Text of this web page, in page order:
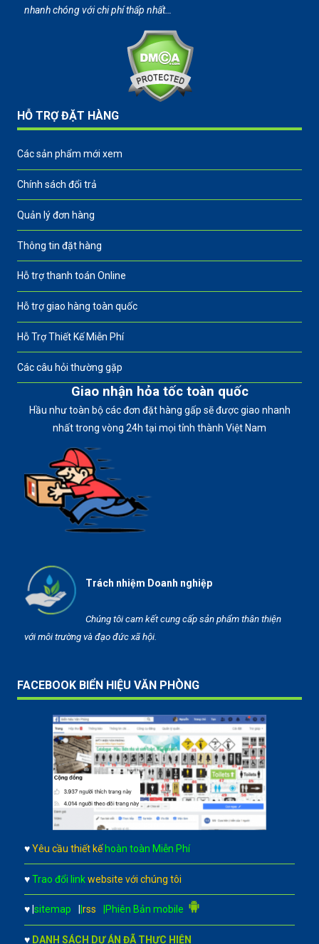
nhanh chóng với chi phí thấp nhất…
HỖ TRỢ ĐẶT HÀNG
Các sản phẩm mới xem
Chính sách đổi trả
Quản lý đơn hàng
Thông tin đặt hàng
Hỗ trợ thanh toán Online
Hỗ trợ giao hàng toàn quốc
Hỗ Trợ Thiết Kế Miễn Phí
Các câu hỏi thường gặp
Giao nhận hỏa tốc toàn quốc
Hầu như toàn bộ các đơn đặt hàng gấp sẽ được giao nhanh
nhất trong vòng 24h tại mọi tỉnh thành Việt Nam
Trách nhiệm Doanh nghiệp
Chúng tôi cam kết cung cấp sản phẩm thân thiện
với môi trường và đạo đức xã hội.
FACEBOOK BIỂN HIỆU VĂN PHÒNG
♥ Yêu cầu thiết kế hoàn toàn Miễn Phí
♥ Trao đổi link website với chúng tôi
♥ |sitemap |rss |Phiên Bản mobile
♥ DANH SÁCH DỰ ÁN ĐÃ THỰC HIỆN